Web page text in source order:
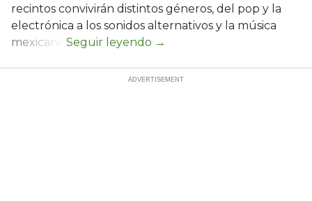
recintos convivirán distintos géneros, del pop y la
electrónica a los sonidos alternativos y la música
mexicana.